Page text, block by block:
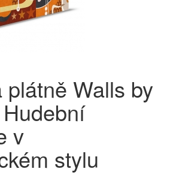
plátně Walls by
v
stylu